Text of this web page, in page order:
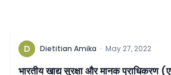
D Dietitian Amika · May 27, 2022
भारतीय खाद्य सुरक्षा और मानक